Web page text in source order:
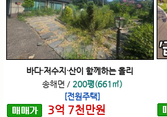
바다·저수지·산이 함께하는 올리
송해면 / 200평(661㎡)
[전원주택]
3억 7천만원